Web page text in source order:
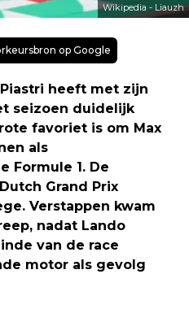
Wikipedia - Liauzh
op Google
Piastri heeft met zijn
seizoen duidelijk
favoriet is om Max
als
Formule 1. De
Grand Prix
Verstappen kwam
nadat Lando
van de race
motor als gevolg